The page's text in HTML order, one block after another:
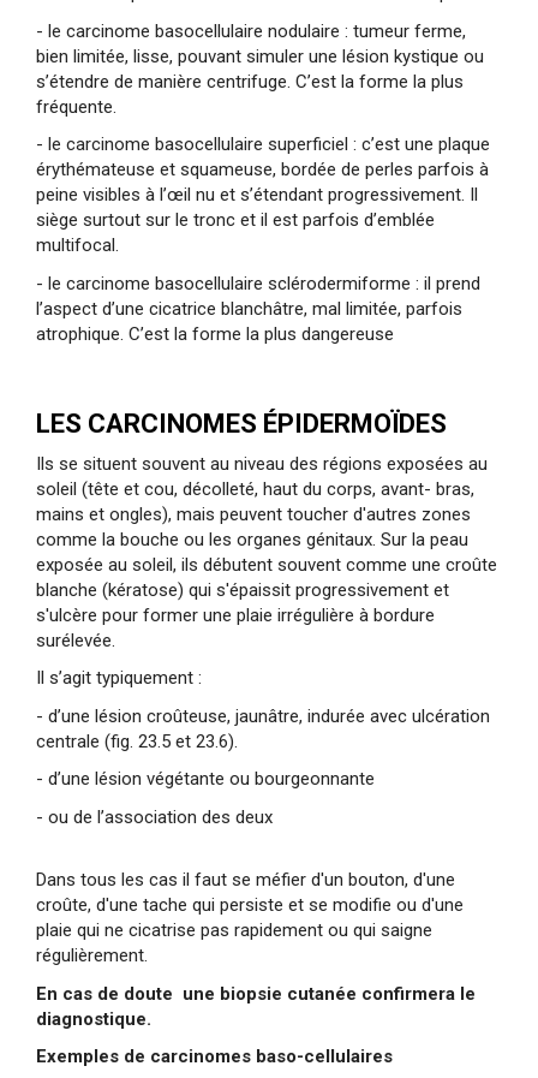
- le carcinome basocellulaire nodulaire : tumeur ferme,
bien limitée, lisse, pouvant simuler une lésion kystique ou
s’étendre de manière centrifuge. C’est la forme la plus
fréquente.
- le carcinome basocellulaire superficiel : c’est une plaque
érythémateuse et squameuse, bordée de perles parfois à
peine visibles à l’œil nu et s’étendant progressivement. Il
siège surtout sur le tronc et il est parfois d’emblée
multifocal.
- le carcinome basocellulaire sclérodermiforme : il prend
l’aspect d’une cicatrice blanchâtre, mal limitée, parfois
atrophique. C’est la forme la plus dangereuse
LES CARCINOMES ÉPIDERMOÏDES
Ils se situent souvent au niveau des régions exposées au
soleil (tête et cou, décolleté, haut du corps, avant- bras,
mains et ongles), mais peuvent toucher d'autres zones
comme la bouche ou les organes génitaux. Sur la peau
exposée au soleil, ils débutent souvent comme une croûte
blanche (kératose) qui s'épaissit progressivement et
s'ulcère pour former une plaie irrégulière à bordure
surélevée.
Il s’agit typiquement :
- d’une lésion croûteuse, jaunâtre, indurée avec ulcération
centrale (fig. 23.5 et 23.6).
- d’une lésion végétante ou bourgeonnante
- ou de l’association des deux
Dans tous les cas il faut se méfier d'un bouton, d'une
croûte, d'une tache qui persiste et se modifie ou d'une
plaie qui ne cicatrise pas rapidement ou qui saigne
régulièrement.
En cas de doute une biopsie cutanée confirmera le
diagnostique.
Exemples de carcinomes baso-cellulaires